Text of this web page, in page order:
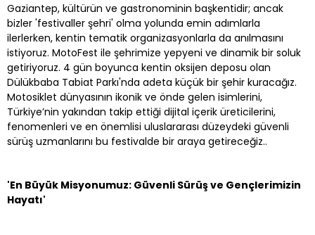
Gaziantep, kültürün ve gastronominin başkentidir; ancak
bizler 'festivaller şehri' olma yolunda emin adımlarla
ilerlerken, kentin tematik organizasyonlarla da anılmasını
istiyoruz. MotoFest ile şehrimize yepyeni ve dinamik bir soluk
getiriyoruz. 4 gün boyunca kentin oksijen deposu olan
Dülükbaba Tabiat Parkı'nda adeta küçük bir şehir kuracağız.
Motosiklet dünyasının ikonik ve önde gelen isimlerini,
Türkiye’nin yakından takip ettiği dijital içerik üreticilerini,
fenomenleri ve en önemlisi uluslararası düzeydeki güvenli
sürüş uzmanlarını bu festivalde bir araya getireceğiz..
'En Büyük Misyonumuz: Güvenli Sürüş ve Gençlerimizin
Hayatı'